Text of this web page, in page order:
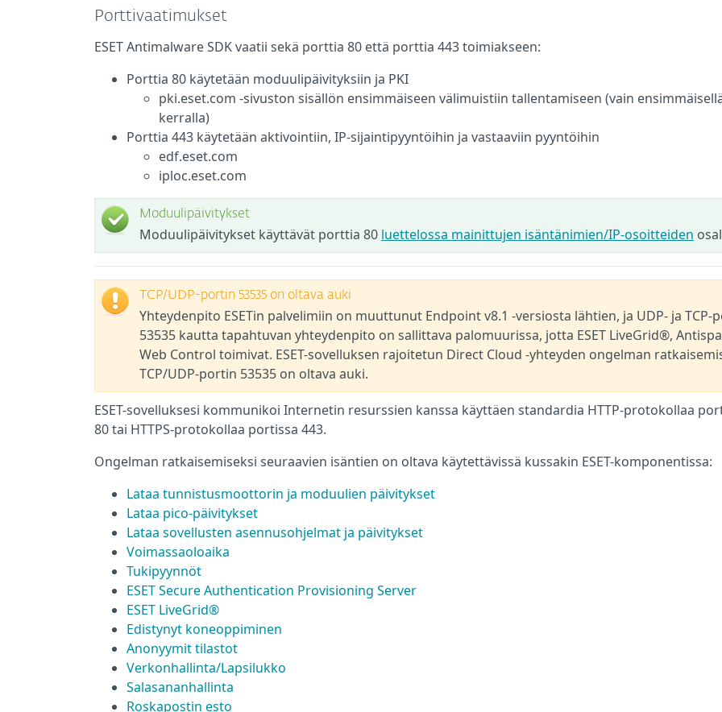
Porttivaatimukset
ESET Antimalware SDK vaatii sekä porttia 80 että porttia 443 toimiakseen:
Porttia 80 käytetään moduulipäivityksiin ja PKI
pki.eset.com -sivuston sisällön ensimmäiseen välimuistiin tallentamiseen (vain
kerralla)
Porttia 443 käytetään aktivointiin, IP-sijaintipyyntöihin ja vastaaviin pyyntöihin
edf.eset.com
iploc.eset.com
Moduulipäivitykset
Moduulipäivitykset käyttävät porttia 80 luettelossa mainittujen isäntänimien/IP-osoitteiden
TCP/UDP-portin 53535 on oltava auki
Yhteydenpito ESETin palvelimiin on muuttunut Endpoint v8.1 -versiosta lähtien, ja UDP- ja TCP-
53535 kautta tapahtuvan yhteydenpito on sallittava palomuurissa, jotta ESET LiveGrid®,
Web Control toimivat. ESET-sovelluksen rajoitetun Direct Cloud -yhteyden ongelman
TCP/UDP-portin 53535 on oltava auki.
ESET-sovelluksesi kommunikoi Internetin resurssien kanssa käyttäen standardia HTTP-protokollaa
80 tai HTTPS-protokollaa portissa 443.
Ongelman ratkaisemiseksi seuraavien isäntien on oltava käytettävissä kussakin ESET-komponentissa:
Lataa tunnistusmoottorin ja moduulien päivitykset
Lataa pico-päivitykset
Lataa sovellusten asennusohjelmat ja päivitykset
Voimassaoloaika
Tukipyynnöt
ESET Secure Authentication Provisioning Server
ESET LiveGrid®
Edistynyt koneoppiminen
Anonyymit tilastot
Verkonhallinta/Lapsilukko
Salasananhallinta
Roskapostin esto